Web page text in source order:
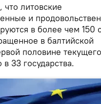
литовские
и
в более чем 150
в балтийской
половине
33 государства.